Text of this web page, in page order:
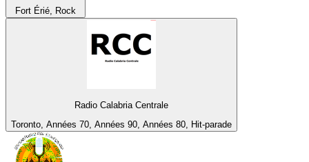
Fort Érié, Rock
Radio Calabria Centrale
Toronto, Années 70, Années 90, Années 80, Hit-parade